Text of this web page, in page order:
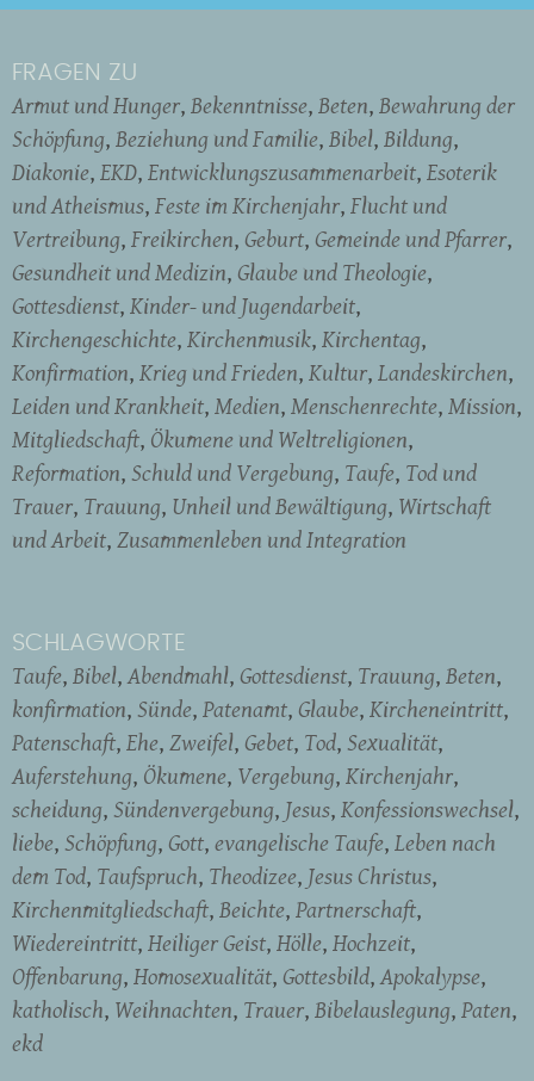
FRAGEN ZU
Armut und Hunger Bekenntnisse Beten Bewahrung der
Schöpfung Beziehung und Familie Bibel Bildung
Diakonie EKD Entwicklungszusammenarbeit Esoterik
und Atheismus Feste im Kirchenjahr Flucht und
Vertreibung Freikirchen Geburt Gemeinde und Pfarrer
Gesundheit und Medizin Glaube und Theologie
Gottesdienst Kinder- und Jugendarbeit
Kirchengeschichte Kirchenmusik Kirchentag
Konfirmation Krieg und Frieden Kultur Landeskirchen
Leiden und Krankheit Medien Menschenrechte Mission
Mitgliedschaft Ökumene und Weltreligionen
Reformation Schuld und Vergebung Taufe Tod und
Trauer Trauung Unheil und Bewältigung Wirtschaft
und Arbeit Zusammenleben und Integration
SCHLAGWORTE
Taufe Bibel Abendmahl Gottesdienst Trauung Beten
konfirmation Sünde Patenamt Glaube Kircheneintritt
Patenschaft Ehe Zweifel Gebet Tod Sexualität
Auferstehung Ökumene Vergebung Kirchenjahr
scheidung Sündenvergebung Jesus Konfessionswechsel
liebe Schöpfung Gott evangelische Taufe Leben nach
dem Tod Taufspruch Theodizee Jesus Christus
Kirchenmitgliedschaft Beichte Partnerschaft
Wiedereintritt Heiliger Geist Hölle Hochzeit
Offenbarung Homosexualität Gottesbild Apokalypse
katholisch Weihnachten Trauer Bibelauslegung Paten
ekd